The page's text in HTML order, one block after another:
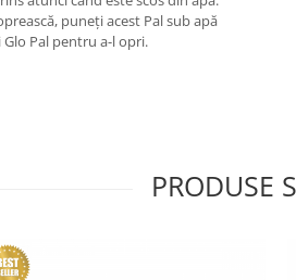
puneți acest Pal sub apă
Pal pentru a-l opri.
PRODUSE